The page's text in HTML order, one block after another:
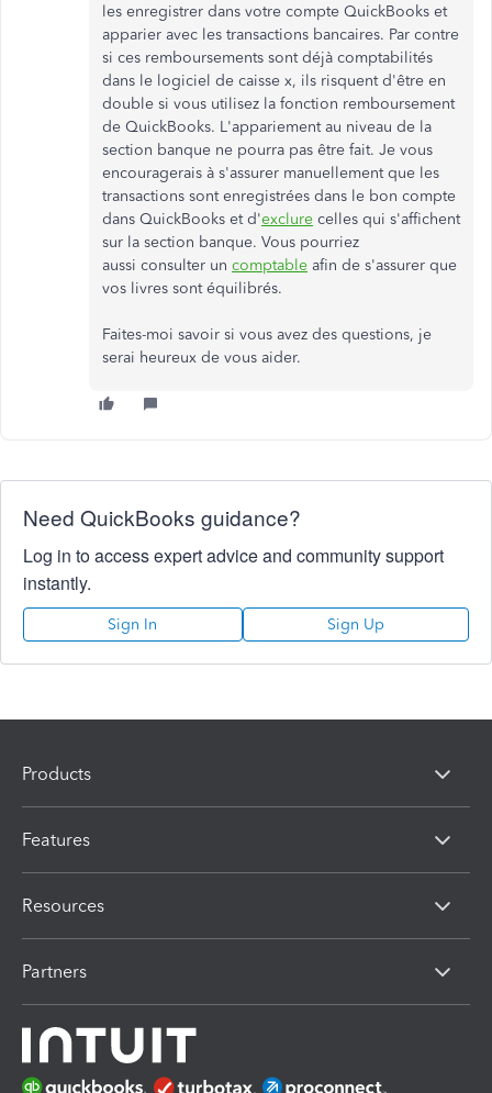
les enregistrer dans votre compte QuickBooks et
apparier avec les transactions bancaires. Par contre
si ces remboursements sont déjà comptabilités
dans le logiciel de caisse x, ils risquent d'être en
double si vous utilisez la fonction remboursement
de QuickBooks. L'appariement au niveau de la
section banque ne pourra pas être fait. Je vous
encouragerais à s'assurer manuellement que les
transactions sont enregistrées dans le bon compte
dans QuickBooks et d'exclure celles qui s'affichent
sur la section banque. Vous pourriez
aussi consulter un comptable afin de s'assurer que
vos livres sont équilibrés.
Faites-moi savoir si vous avez des questions, je
serai heureux de vous aider.
Need QuickBooks guidance?
Log in to access expert advice and community support
instantly.
Sign In Sign Up
Products
Features
Resources
Partners